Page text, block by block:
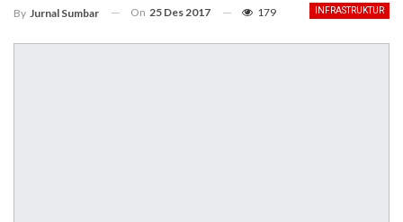
INFRASTRUKTUR
By Jurnal Sumbar On 25 Des 2017 179